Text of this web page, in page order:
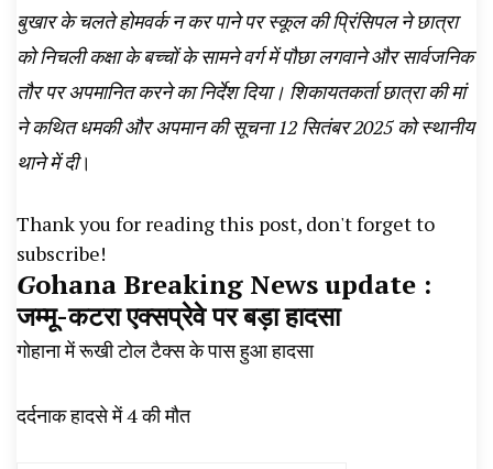
बुखार के चलते होमवर्क न कर पाने पर स्कूल की प्रिंसिपल ने छात्रा
को निचली कक्षा के बच्चों के सामने वर्ग में पौछा लगवाने और सार्वजनिक
तौर पर अपमानित करने का निर्देश दिया। शिकायतकर्ता छात्रा की मां
ने कथित धमकी और अपमान की सूचना 12 सितंबर 2025 को स्थानीय
थाने में दी।
Thank you for reading this post, don't forget to
subscribe!
Gohana Breaking News update :
जम्मू-कटरा एक्सप्रेवे पर बड़ा हादसा
गोहाना में रूखी टोल टैक्स के पास हुआ हादसा
दर्दनाक हादसे में 4 की मौत